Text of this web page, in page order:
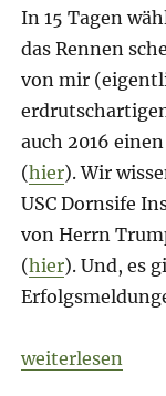
In 15 Tagen
das Rennen
von mir
auch 2016
(hier). Wir
USC Dornsife
von Herrn
(hier). Und, es
„Morning
weiterlesen